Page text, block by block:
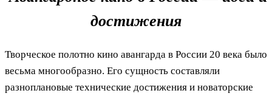
достижения
Творческое полотно кино авангарда в России 20 века было
весьма многообразно. Его сущность составляли
разноплановые технические достижения и новаторские